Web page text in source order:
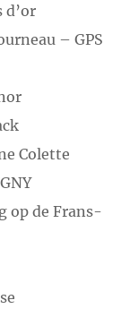
d’or
– GPS
Colette
op de Frans-